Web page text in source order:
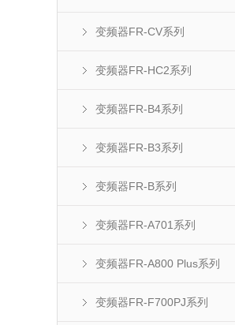
变频器FR-CV系列
变频器FR-HC2系列
变频器FR-B4系列
变频器FR-B3系列
变频器FR-B系列
变频器FR-A701系列
变频器FR-A800 Plus系列
变频器FR-F700PJ系列